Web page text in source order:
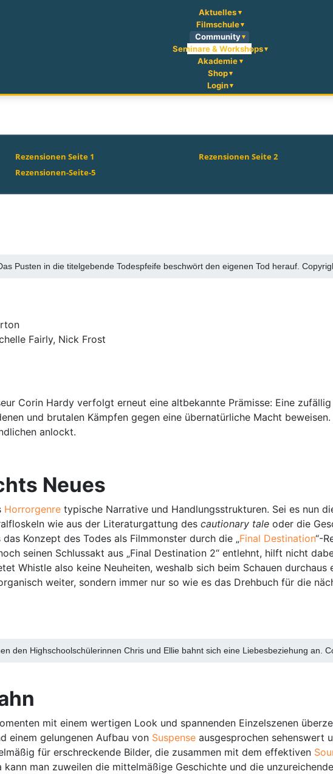
Aktuelles
Filmschule
Community
Seminare & Workshops
Akademie
Shop
Login
Rezensionen Seite 1 Rezensionen Seite 2
Rezensionen-Seite-5
Pusten in die titelgebende Todespfeife beschwört den eigenen Tod herauf.
Fairly, Nick Frost
Corin Hardy verfolgt erneut eine altbekannte Prämisse: Eine
und brutalen Kämpfen gegen eine übernatürliche Macht
anlockt.
Neues
Horrorgenre typische Narrative und Handlungsstrukturen. Sei es nun
wie aus der Literaturgattung des cautionary tale oder die
Konzept des Todes als Filmmonster durch die „Final Destination“-
seinen Schlussakt aus „Final Destination 2“ entlehnt, hilft nicht
Whistle also keine Neuheiten, weshalb sich beim Schauen
weiter, sondern immer nur so wie es das Drehbuch für die
den Highschoolschülerinnen Chris und Ellie bahnt sich eine Liebesbeziehung an.
mit einem wertigen Look und spannenden Einzelszenen
einem gelungenen Aufbau von Suspense ausgesprochen sehenswert
für erschreckende Bilder, die zusammen mit dem effektiven
man zuweilen die mittelmäßige Geschichte und die